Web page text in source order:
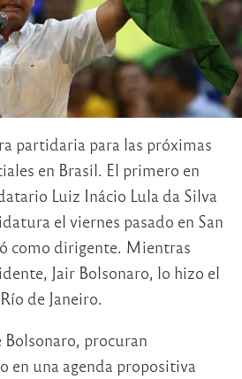
partidaria para las próximas
en Brasil. El primero en
Luiz Inácio Lula da Silva
el viernes pasado en San
como dirigente. Mientras
Jair Bolsonaro, lo hizo el
de Janeiro.
procuran
en una agenda propositiva